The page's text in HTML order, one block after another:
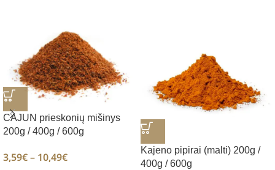
CAJUN prieskonių mišinys
200g / 400g / 600g
3,59€– 10,49€
Kajeno pipirai (malti) 200g /
400g / 600g